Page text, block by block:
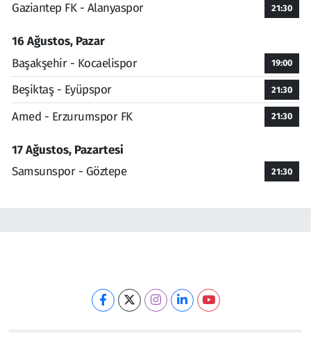
Gaziantep FK - Alanyaspor 21:30
16 Ağustos, Pazar
Başakşehir - Kocaelispor
19:00
Beşiktaş - Eyüpspor 21:30
Amed - Erzurumspor FK 21:30
17 Ağustos, Pazartesi
Samsunspor - Göztepe
21:30